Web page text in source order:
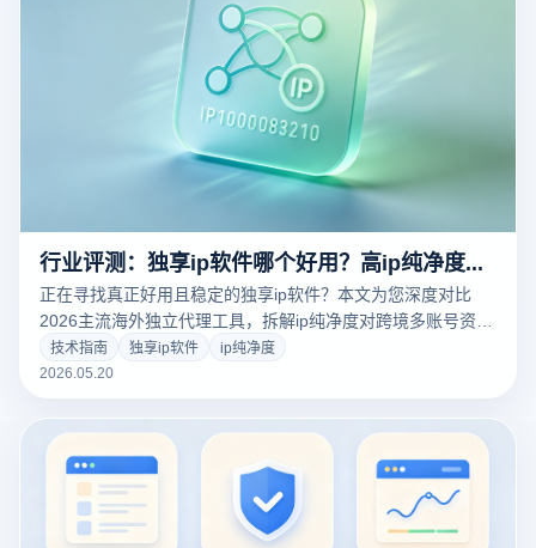
行业评测：独享ip软件哪个好用？高ip纯净度跨境网络与指纹浏览器协同方案
正在寻找真正好用且稳定的独享ip软件？本文为您深度对比
2026主流海外独立代理工具，拆解ip纯净度对跨境多账号资产
的核心价值。结合云登指纹浏览器，详解如何从网络层与硬件
指纹层构建全方位的多店铺防关联安全屏障，规避平台AI风控
技术指南 独享ip软件
ip纯净度
2026.05.20